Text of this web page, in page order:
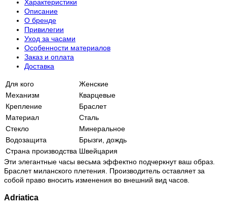
Характеристики
Описание
О бренде
Привилегии
Уход за часами
Особенности материалов
Заказ и оплата
Доставка
Для кого
Женские
Механизм
Кварцевые
Крепление
Браслет
Материал
Сталь
Стекло
Минеральное
Водозащита
Брызги, дождь
Страна производства Швейцария
Эти элегантные часы весьма эффектно подчеркнут ваш образ.
Браслет миланского плетения. Производитель оставляет за
собой право вносить изменения во внешний вид часов.
Adriatica